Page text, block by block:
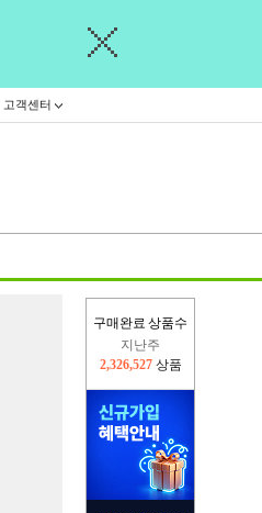
고객센터
구매완료 상품수
지난주
2,326,527 상품